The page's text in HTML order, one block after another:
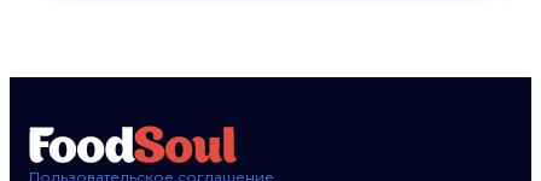
Пользовательское соглашение